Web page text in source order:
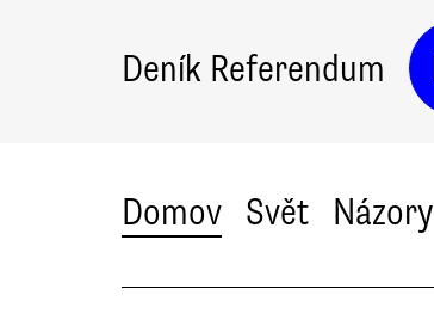
Deník Referendum
Domov Svět Názory